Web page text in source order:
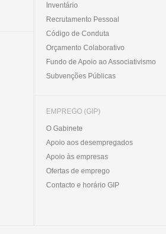
Inventário
Recrutamento Pessoal
Código de Conduta
Orçamento Colaborativo
Fundo de Apoio ao Associativismo
Subvenções Públicas
EMPREGO (GIP)
O Gabinete
Apoio aos desempregados
Apoio às empresas
Ofertas de emprego
Contacto e horário GIP